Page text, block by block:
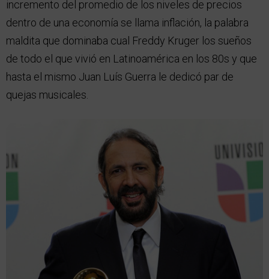
incremento del promedio de los niveles de precios
dentro de una economía se llama inflación, la palabra
maldita que dominaba cual Freddy Kruger los sueños
de todo el que vivió en Latinoamérica en los 80s y que
hasta el mismo Juan Luís Guerra le dedicó par de
quejas musicales.